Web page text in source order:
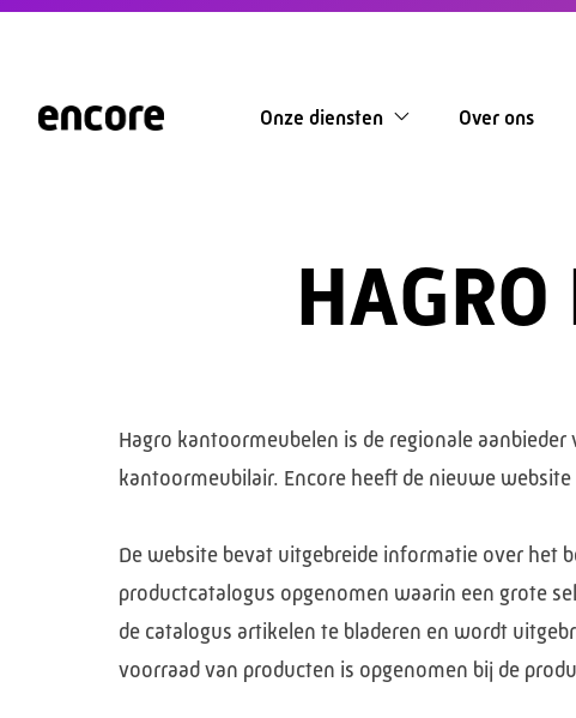
Onze diensten Over ons
Hagro kantoormeubelen is de regionale
kantoormeubilair. Encore heeft de nieuwe
De website bevat uitgebreide informatie over het
productcatalogus opgenomen waarin een grote
de catalogus artikelen te bladeren en wordt
voorraad van producten is opgenomen bij de